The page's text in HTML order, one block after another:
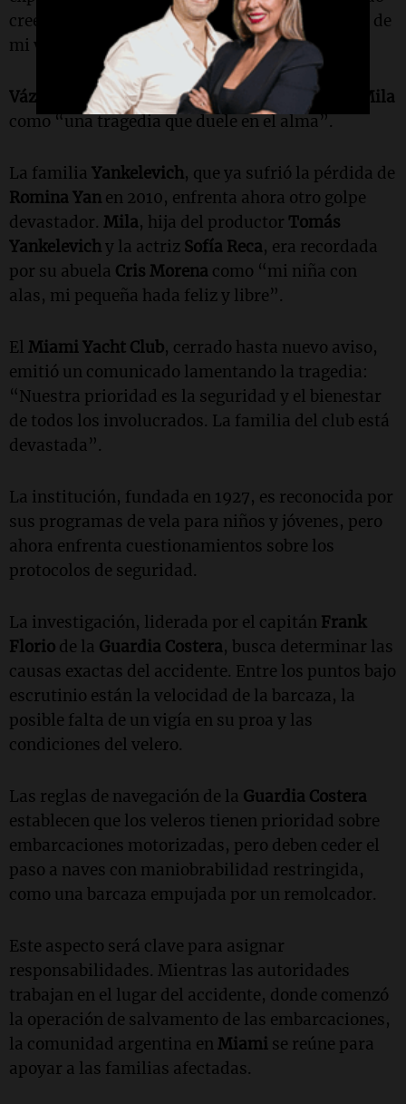
creerlo. Todo mi amor a la familia, que es parte de
mi vida”, escribió
Tinelli enX.
Vázquez , por su parte, describió la pérdida de
Mila
como “una tragedia que duele en el alma”.
La familia Yankelevich, que ya sufrió la pérdida de
Romina Yan en 2010, enfrenta ahora otro golpe
devastador. Mila, hija del productor Tomás
Yankelevichy la actriz Sofía Reca, era recordada
por su abuela Cris Morena como “mi niña con
alas, mi pequeña hada feliz y libre”.
El Miami Yacht Club, cerrado hasta nuevo aviso,
emitió un comunicado lamentando la tragedia:
“Nuestra prioridad es la seguridad y el bienestar
de todos los involucrados. La familia del club está
devastada”.
La institución, fundada en 1927, es reconocida por
sus programas de vela para niños y jóvenes, pero
ahora enfrenta cuestionamientos sobre los
protocolos de seguridad.
La investigación, liderada por el capitán Frank
Florio de la Guardia Costera, busca determinar las
causas exactas del accidente. Entre los puntos bajo
escrutinio están la velocidad de la barcaza, la
posible falta de un vigía en su proa y las
condiciones del velero.
Las reglas de navegación de la Guardia Costera
establecen que los veleros tienen prioridad sobre
embarcaciones motorizadas, pero deben ceder el
paso a naves con maniobrabilidad restringida,
como una barcaza empujada por un remolcador.
Este aspecto será clave para asignar
responsabilidades. Mientras las autoridades
trabajan en el lugar del accidente, donde comenzó
la operación de salvamento de las embarcaciones,
la comunidad argentina enMiami se reúne para
apoyar a las familias afectadas.